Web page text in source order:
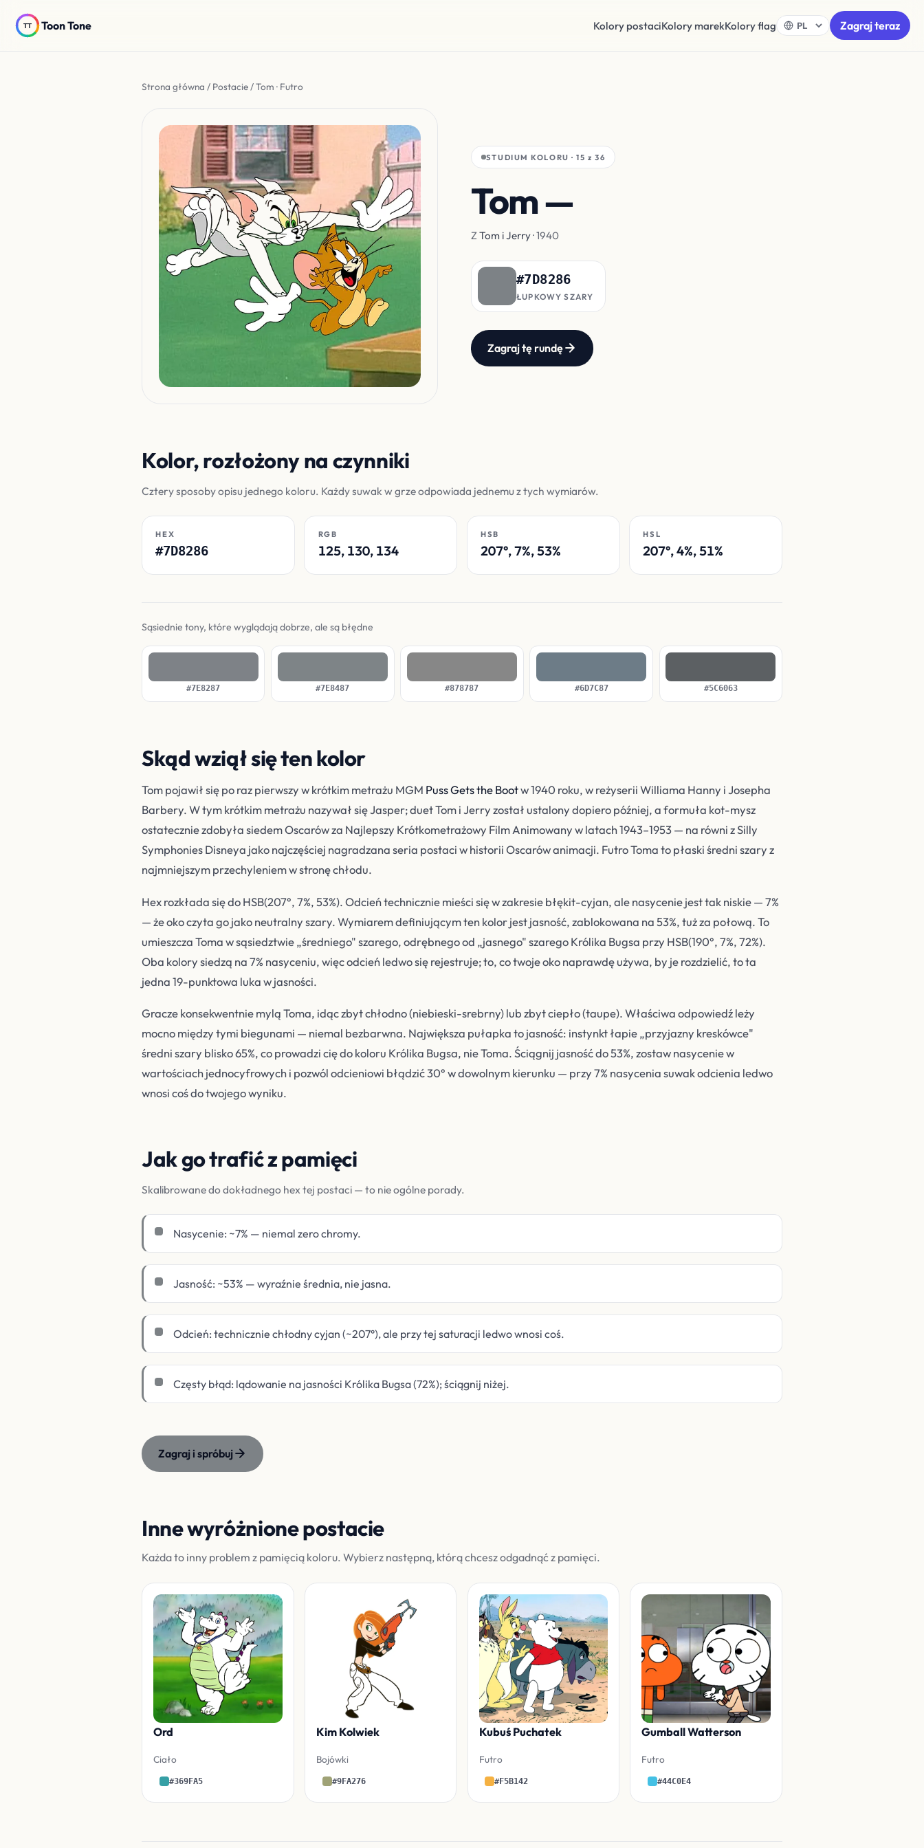
Toon Tone Kolory postaciKolory marekKolory flag Zagraj teraz
Strona główna / Postacie/ Tom · Futro
STUDIUM KOLORU · 15 z 36
Tom —
ZTom i Jerry· 1940
#7D8286
ŁUPKOWY SZARY
Zagraj tę rundę
Kolor, rozłożony na czynniki
Cztery sposoby opisu jednego koloru. Każdy suwak w grze odpowiada jednemu z tych wymiarów.
HEX
#7D8286
RGB
125, 130, 134
HSB
207°, 7%, 53%
HSL
207°, 4%, 51%
Sąsiednie tony, które wyglądają dobrze, ale są błędne
#7E8287 #7E8487 #878787 #6D7C87 #5C6063
Skąd wziął się ten kolor
Tom pojawił się po raz pierwszy w krótkim metrażu MGM Puss Gets the Bootw 1940 roku, w reżyserii Williama Hanny i Josepha
Barbery. W tym krótkim metrażu nazywał się Jasper; duet Tom i Jerry został ustalony dopiero później, a formuła kot-mysz
ostatecznie zdobyła siedem Oscarów za Najlepszy Krótkometrażowy Film Animowany w latach 1943–1953 — na równi z Silly
Symphonies Disneya jako najczęściej nagradzana seria postaci w historii Oscarów animacji. Futro Toma to płaski średni szary z
najmniejszym przechyleniem w stronę chłodu.
Hex rozkłada się do HSB(207°, 7%, 53%). Odcień technicznie mieści się w zakresie błękit-cyjan, ale nasycenie jest tak niskie — 7%
— że oko czyta go jako neutralny szary. Wymiarem definiującym ten kolor jest jasność, zablokowana na 53%, tuż za połową. To
umieszcza Toma w sąsiedztwie „średniego" szarego, odrębnego od „jasnego" szarego Królika Bugsa przy HSB(190°, 7%, 72%).
Oba kolory siedzą na 7% nasyceniu, więc odcień ledwo się rejestruje; to, co twoje oko naprawdę używa, by je rozdzielić, to ta
jedna 19-punktowa luka w jasności.
Gracze konsekwentnie mylą Toma, idąc zbyt chłodno (niebieski-srebrny) lub zbyt ciepło (taupe). Właściwa odpowiedź leży
mocno między tymi biegunami — niemal bezbarwna. Największa pułapka to jasność: instynkt łapie „przyjazny kreskówce"
średni szary blisko 65%, co prowadzi cię do koloru Królika Bugsa, nie Toma. Ściągnij jasność do 53%, zostaw nasycenie w
wartościach jednocyfrowych i pozwól odcieniowi błądzić 30° w dowolnym kierunku — przy 7% nasycenia suwak odcienia ledwo
wnosi coś do twojego wyniku.
Jak go trafić z pamięci
Skalibrowane do dokładnego hex tej postaci — to nie ogólne porady.
Nasycenie: ~7% — niemal zero chromy.
Jasność: ~53% — wyraźnie średnia, nie jasna.
Odcień: technicznie chłodny cyjan (~207°), ale przy tej saturacji ledwo wnosi coś.
Częsty błąd: lądowanie na jasności Królika Bugsa (72%); ściągnij niżej.
Zagraj i spróbuj
Inne wyróżnione postacie
Każda to inny problem z pamięcią koloru. Wybierz następną, którą chcesz odgadnąć z pamięci.
Ord
Ciało
#369FA5
Kim Kolwiek
Bojówki
#9FA276
Kubuś Puchatek
Futro
#F5B142
Gumball Watterson
Futro
#44C0E4